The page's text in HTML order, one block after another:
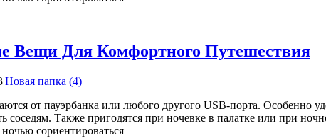
Вещи Для Комфортного Путешествия
|Новая папка (4)|
от пауэрбанка или любого другого USB-порта. Особенно
соседям. Также пригодятся при ночевке в палатке или при
сориентироваться